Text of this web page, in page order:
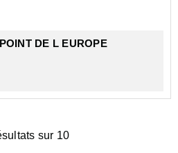
DE L EUROPE
sur 10